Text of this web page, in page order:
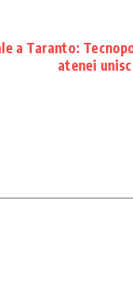
a Taranto:
atenei